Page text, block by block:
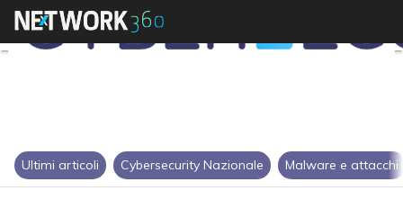
Ultimi articoli Cybersecurity Nazionale Malware e attacchi